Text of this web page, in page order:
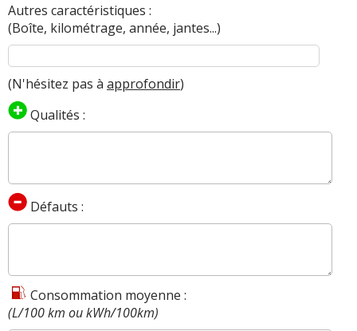
Autres caractéristiques :
(Boîte, kilométrage, année, jantes...)
(N'hésitez pas à approfondir)
Qualités :
Défauts :
Consommation moyenne :
(L/100 km ou kWh/100km)